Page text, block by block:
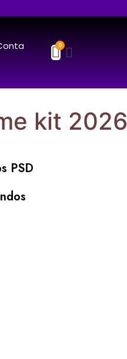
kit 2026
PSD